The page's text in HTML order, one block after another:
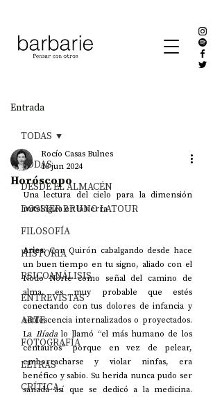
Entrada
TODAS
DESDE EL ALMACÉN
DOSSIER BRUNO LATOUR
FILOSOFÍA
HISTORIA
PSICOANÁLISIS
ENTREVISTAS
ARTE
FOTOGRAFÍA
LETRAS
CRÍTICA
TODAS
Horóscopo
Rocío Casas Bulnes
10 jun 2024
Una lectura del cielo para la dimensión
mitológica en la tierra
Aries: Con Quirón cabalgando desde hace
un buen tiempo en tu signo, aliado con el
Nodo Norte como señal del camino de
alma, es muy probable que estés
conectando con tus dolores de infancia y
adolescencia internalizados o proyectados.
La Ilíada lo llamó “el más humano de los
centauros” porque en vez de pelear,
emborracharse y violar ninfas, era
benéfico y sabio. Su herida nunca pudo ser
sanada así que se dedicó a la medicina.